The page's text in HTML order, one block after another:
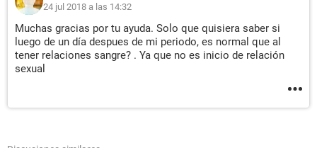
24 jul 2018 a las 14:32
Muchas gracias por tu ayuda. Solo que quisiera saber si
luego de un día despues de mi periodo, es normal que al
tener relaciones sangre? . Ya que no es inicio de relación
sexual